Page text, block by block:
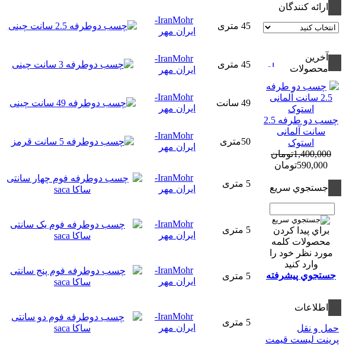
ارائه كنندگان
آخرين
محصولات
چسب دو طرفه 2.5
سانت آلمانی
استوک
1,400,000تومان
590,000تومان
جستجوي سريع
براي پيدا كردن
محصولات كلمه
مورد نظر خود را
وارد كنيد
جستجوي پيشرفته
اطلاعات
حمل و نقل
پرینت لیست قیمت
IranMohr-
ایران مهر
IranMohr-
ایران مهر
IranMohr-
ایران مهر
IranMohr-
ایران مهر
IranMohr-
ایران مهر
IranMohr-
ایران مهر
IranMohr-
ایران مهر
IranMohr-
ایران مهر